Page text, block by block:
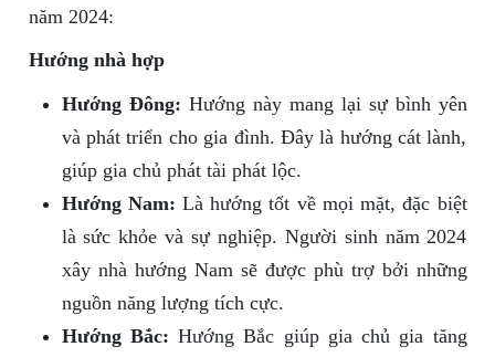
năm 2024:
Hướng nhà hợp
Hướng Đông: Hướng này mang lại sự bình yên
và phát triển cho gia đình. Đây là hướng cát lành,
giúp gia chủ phát tài phát lộc.
Hướng Nam: Là hướng tốt về mọi mặt, đặc biệt
là sức khỏe và sự nghiệp. Người sinh năm 2024
xây nhà hướng Nam sẽ được phù trợ bởi những
nguồn năng lượng tích cực.
Hướng Bắc: Hướng Bắc giúp gia chủ gia tăng